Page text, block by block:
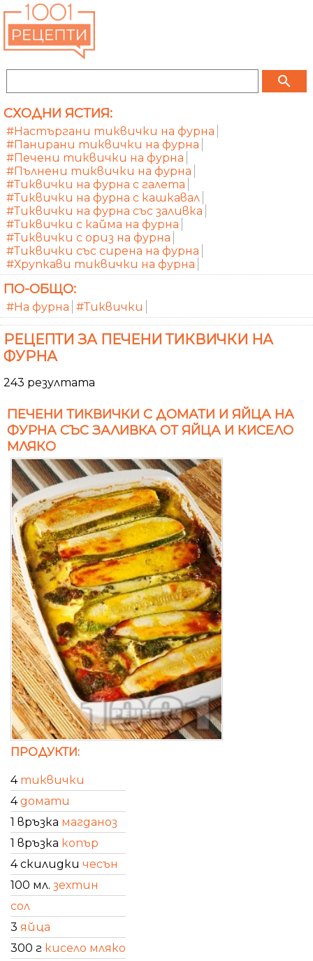
search
СХОДНИ ЯСТИЯ:
#Настъргани тиквички на фурна
#Панирани тиквички на фурна
#Печени тиквички на фурна
#Пълнени тиквички на фурна
#Тиквички на фурна с галета
#Тиквички на фурна с кашкавал
#Тиквички на фурна със заливка
#Тиквички с кайма на фурна
#Тиквички с ориз на фурна
#Тиквички със сирена на фурна
#Хрупкави тиквички на фурна
ПО-ОБЩО:
#На фурна #Тиквички
РЕЦЕПТИ ЗА ПЕЧЕНИ ТИКВИЧКИ НА
ФУРНА
243 резултата
ПЕЧЕНИ ТИКВИЧКИ С ДОМАТИ И ЯЙЦА НА
ФУРНА СЪС ЗАЛИВКА ОТ ЯЙЦА И КИСЕЛО
МЛЯКО
ПРОДУКТИ:
4 тиквички
4домати
1 връзка магданоз
1 връзка копър
4 скилидки чесън
100 мл. зехтин
сол
3 яйца
300 г кисело мляко